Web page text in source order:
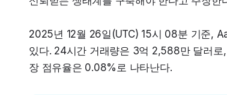
2025년 12월 26일(UTC) 15시 08분 기준,
있다. 24시간 거래량은 3억 2,588만 달러
장 점유율은 0.08%로 나타난다.